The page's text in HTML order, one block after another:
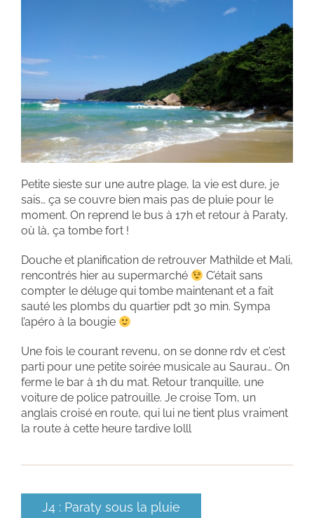
Petite sieste sur une autre plage, la vie est dure, je
sais… ça se couvre bien mais pas de pluie pour le
moment. On reprend le bus à 17h et retour à Paraty,
où là, ça tombe fort !
Douche et planification de retrouver Mathilde et Mali,
rencontrés hier au supermarché
C’était sans
compter le déluge qui tombe maintenant et a fait
sauté les plombs du quartier pdt 30 min. Sympa
l’apéro à la bougie
Une fois le courant revenu, on se donne rdv et c’est
parti pour une petite soirée musicale au Saurau… On
ferme le bar à 1h du mat. Retour tranquille, une
voiture de police patrouille. Je croise Tom, un
anglais croisé en route, qui lui ne tient plus vraiment
la route à cette heure tardive lolll
J4 : Paraty sous la pluie